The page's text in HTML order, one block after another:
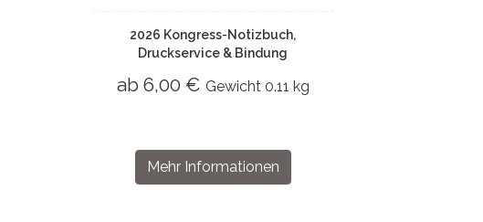
2026 Kongress-Notizbuch,
Druckservice & Bindung
ab 6,00 € Gewicht 0.11 kg
Mehr Informationen